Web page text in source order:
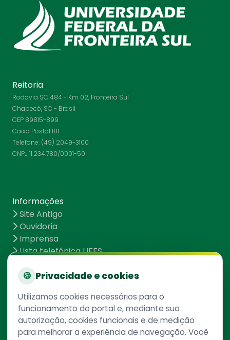
Reitoria
Rodovia SC 484 - Km 02, Fronteira Sul
Chapecó, SC - Brasil
CEP 89815-899
Caixa Postal 181
Telefone: (49) 2049-3100
CNPJ 11.234.780/0001-50
Informações
Site Antigo
Ouvidoria
Imprensa
Lista telefônica UFFS
UFFS contra o Aedes
Mapa do site
Redes Sociais
🍪 Privacidade e cookies
Utilizamos cookies necessários para o
funcionamento do portal e, mediante sua
autorização, cookies funcionais e de medição
para melhorar a experiência de navegação. Você